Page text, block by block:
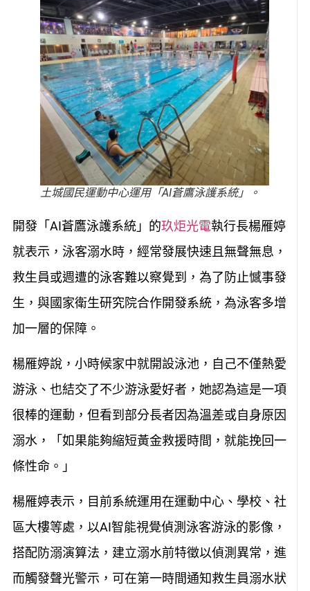
土城國民運動中心運用「AI蒼鷹泳護系統」。
開發「AI蒼鷹泳護系統」的玖炬光電執行長楊雁婷
就表示，泳客溺水時，經常發展快速且無聲無息，
救生員或週遭的泳客難以察覺到，為了防止憾事發
生，與國家衛生研究院合作開發系統，為泳客多增
加一層的保障。
楊雁婷說，小時候家中就開設泳池，自己不僅熱愛
游泳、也結交了不少游泳愛好者，她認為這是一項
很棒的運動，但看到部分長者因為溫差或自身原因
溺水，「如果能夠縮短黃金救援時間，就能挽回一
條性命。」
楊雁婷表示，目前系統運用在運動中心、學校、社
區大樓等處，以AI智能視覺偵測泳客游泳的影像，
搭配防溺演算法，建立溺水前特徵以偵測異常，進
而觸發聲光警示，可在第一時間通知救生員溺水狀